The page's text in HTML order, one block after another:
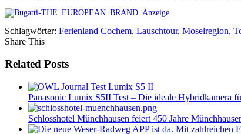
Schlagwörter: Ferienland Cochem, Lauschtour, Moselregion,
Share This
Related Posts
Panasonic Lumix S5II Test – Die ideale Hybridkamera
Schlosshotel Münchhausen feiert 450 Jahre